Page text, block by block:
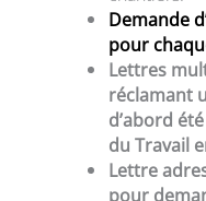
Demande
pour
Lettres
réclamant
d’abord
du Travail
Lettre
pour